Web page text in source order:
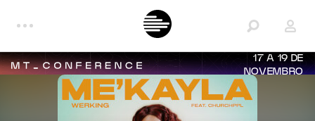
17 A 19 DE
NOVEMBRO